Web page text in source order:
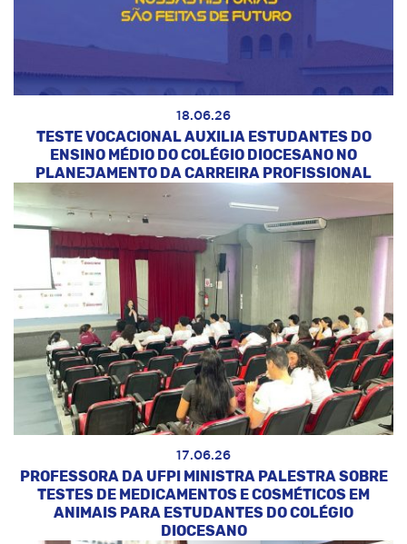
18.06.26
TESTE VOCACIONAL AUXILIA ESTUDANTES DO
ENSINO MÉDIO DO COLÉGIO DIOCESANO NO
PLANEJAMENTO DA CARREIRA PROFISSIONAL
17.06.26
PROFESSORA DA UFPI MINISTRA PALESTRA SOBRE
TESTES DE MEDICAMENTOS E COSMÉTICOS EM
ANIMAIS PARA ESTUDANTES DO COLÉGIO
DIOCESANO